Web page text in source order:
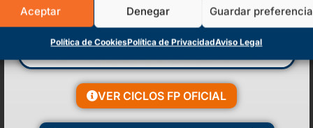
Aceptar Denegar Guardar
Política de CookiesPolítica de PrivacidadAviso Legal
VER CICLOS FP OFICIAL